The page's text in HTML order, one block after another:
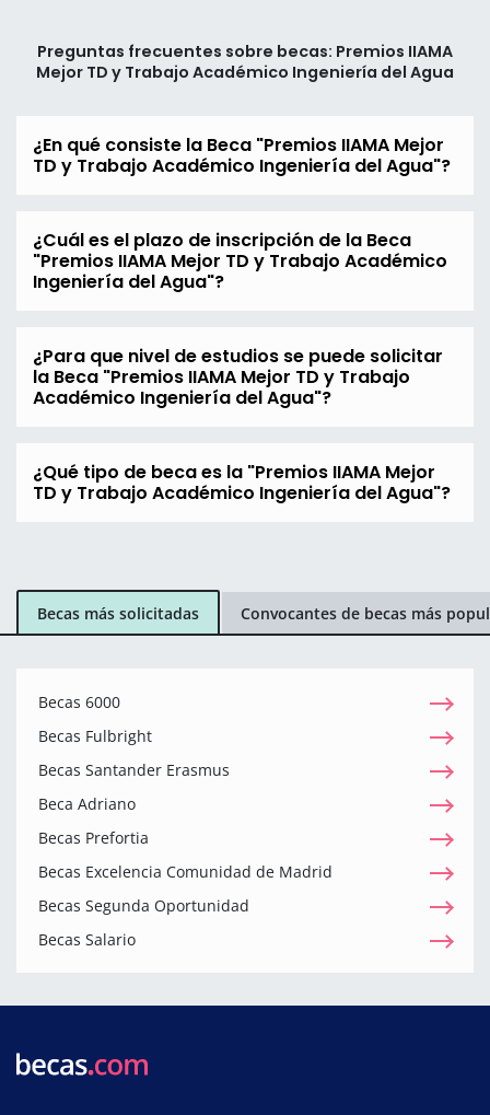
Preguntas frecuentes sobre becas: Premios IIAMA
Mejor TD y Trabajo Académico Ingeniería del Agua
¿En qué consiste la Beca "Premios IIAMA Mejor
TD y Trabajo Académico Ingeniería del Agua"?
¿Cuál es el plazo de inscripción de la Beca
"Premios IIAMA Mejor TD y Trabajo Académico
Ingeniería del Agua"?
¿Para que nivel de estudios se puede solicitar
la Beca "Premios IIAMA Mejor TD y Trabajo
Académico Ingeniería del Agua"?
¿Qué tipo de beca es la "Premios IIAMA Mejor
TD y Trabajo Académico Ingeniería del Agua"?
Becas más solicitadas Convocantes de becas más
Becas 6000
Becas Fulbright
Becas Santander Erasmus
Beca Adriano
Becas Prefortia
Becas Excelencia Comunidad de Madrid
Becas Segunda Oportunidad
Becas Salario